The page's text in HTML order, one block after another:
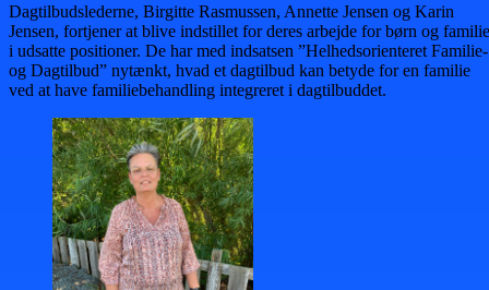
Dagtilbudslederne, Birgitte Rasmussen, Annette Jensen og Karin
Jensen, fortjener at blive indstillet for deres arbejde for børn og
i udsatte positioner. De har med indsatsen ”Helhedsorienteret Familie-
og Dagtilbud” nytænkt, hvad et dagtilbud kan betyde for en familie
ved at have familiebehandling integreret i dagtilbuddet.